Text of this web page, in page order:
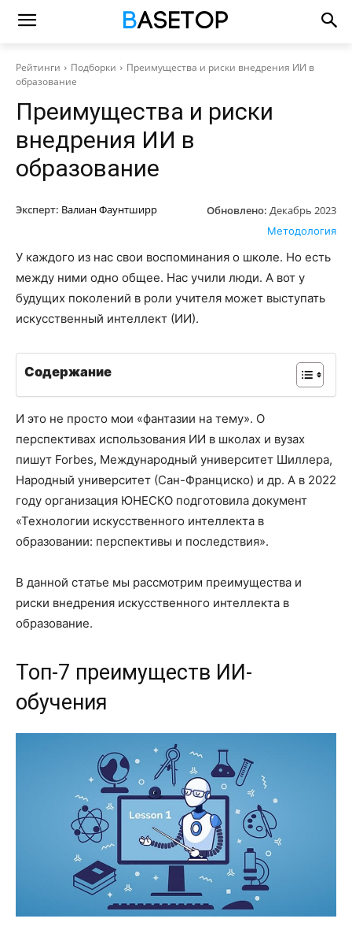
Рейтинги Подборки
Преимущества и риски внедрения ИИ в
образование
Преимущества и риски
внедрения ИИ в
образование
Эксперт: Валиан Фаунтширр Обновлено: Декабрь 2023
Методология
У каждого из нас свои воспоминания о школе. Но есть
между ними одно общее. Нас учили люди. А вот у
будущих поколений в роли учителя может выступать
искусственный интеллект (ИИ).
Содержание
И это не просто мои «фантазии на тему». О
перспективах использования ИИ в школах и вузах
пишут Forbes, Международный университет Шиллера,
Народный университет (Сан-Франциско) и др. А в 2022
году организация ЮНЕСКО подготовила документ
«Технологии искусственного интеллекта в
образовании: перспективы и последствия».
В данной статье мы рассмотрим преимущества и
риски внедрения искусственного интеллекта в
образование.
Топ-7 преимуществ ИИ-
обучения